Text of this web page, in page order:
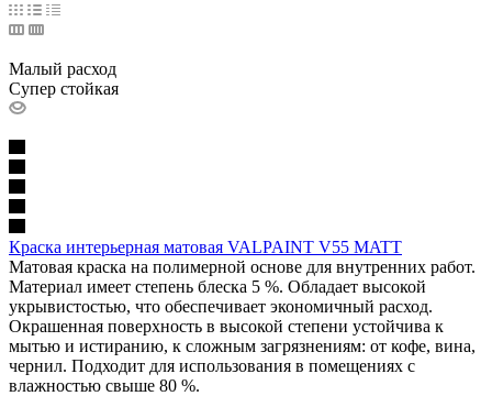
Малый расход
Супер стойкая
Краска интерьерная матовая VALPAINT V55 MATT
Матовая краска на полимерной основе для внутренних работ.
Материал имеет степень блеска 5 %. Обладает высокой
укрывистостью, что обеспечивает экономичный расход.
Окрашенная поверхность в высокой степени устойчива к
мытью и истиранию, к сложным загрязнениям: от кофе, вина,
чернил. Подходит для использования в помещениях с
влажностью свыше 80 %.